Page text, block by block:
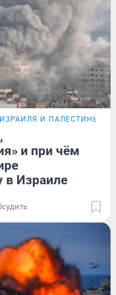
И ПАЛЕСТИНЫ
и при чём
в Израиле